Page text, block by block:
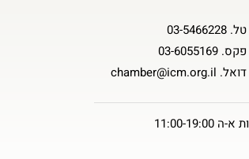
טל. 03-5466228
פקס. 03-6055169
דואל. chamber@icm.org.il
19:00